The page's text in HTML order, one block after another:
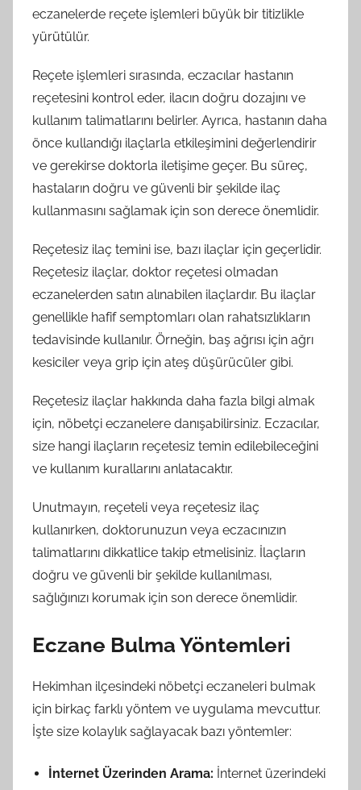
eczanelerde reçete işlemleri büyük bir titizlikle
yürütülür.
Reçete işlemleri sırasında, eczacılar hastanın
reçetesini kontrol eder, ilacın doğru dozajını ve
kullanım talimatlarını belirler. Ayrıca, hastanın daha
önce kullandığı ilaçlarla etkileşimini değerlendirir
ve gerekirse doktorla iletişime geçer. Bu süreç,
hastaların doğru ve güvenli bir şekilde ilaç
kullanmasını sağlamak için son derece önemlidir.
Reçetesiz ilaç temini ise, bazı ilaçlar için geçerlidir.
Reçetesiz ilaçlar, doktor reçetesi olmadan
eczanelerden satın alınabilen ilaçlardır. Bu ilaçlar
genellikle hafif semptomları olan rahatsızlıkların
tedavisinde kullanılır. Örneğin, baş ağrısı için ağrı
kesiciler veya grip için ateş düşürücüler gibi.
Reçetesiz ilaçlar hakkında daha fazla bilgi almak
için, nöbetçi eczanelere danışabilirsiniz. Eczacılar,
size hangi ilaçların reçetesiz temin edilebileceğini
ve kullanım kurallarını anlatacaktır.
Unutmayın, reçeteli veya reçetesiz ilaç
kullanırken, doktorunuzun veya eczacınızın
talimatlarını dikkatlice takip etmelisiniz. İlaçların
doğru ve güvenli bir şekilde kullanılması,
sağlığınızı korumak için son derece önemlidir.
Eczane Bulma Yöntemleri
Hekimhan ilçesindeki nöbetçi eczaneleri bulmak
için birkaç farklı yöntem ve uygulama mevcuttur.
İşte size kolaylık sağlayacak bazı yöntemler:
İnternet Üzerinden Arama: İnternet üzerindeki